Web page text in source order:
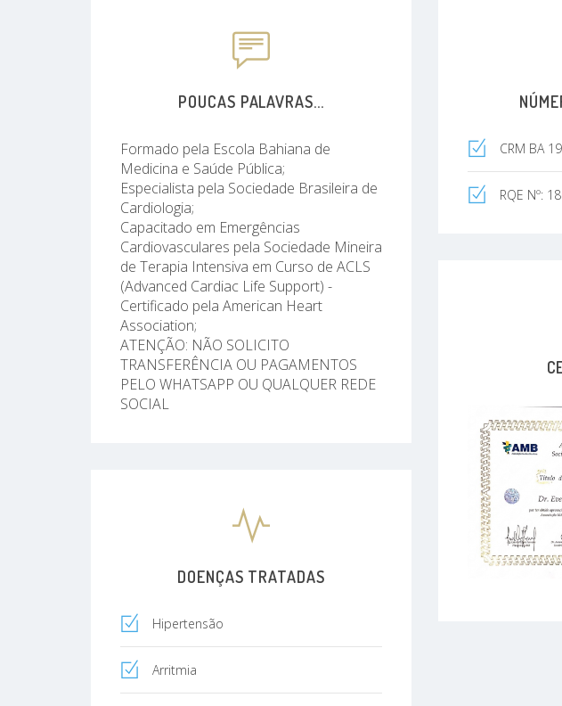
POUCAS PALAVRAS...
Formado pela Escola Bahiana de
Medicina e Saúde Pública;
Especialista pela Sociedade Brasileira de
Cardiologia;
Capacitado em Emergências
Cardiovasculares pela Sociedade Mineira
de Terapia Intensiva em Curso de ACLS
(Advanced Cardiac Life Support) -
Certificado pela American Heart
Association;
ATENÇÃO: NÃO SOLICITO
TRANSFERÊNCIA OU PAGAMENTOS
PELO WHATSAPP OU QUALQUER REDE
SOCIAL
CRM BA
RQE Nº:
DOENÇAS TRATADAS
Hipertensão
Arritmia